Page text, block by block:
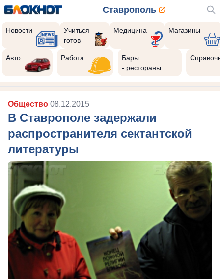
Ставрополь
Новости
Учиться
готов
Медицина Магазины
Авто Работа
Бары
- рестораны
Общество 08.12.2015
В Ставрополе задержали
распространителя сектантской
литературы